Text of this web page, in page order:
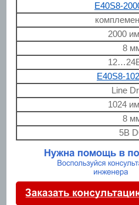
E40S8-
2000
8
E40S8-
Line
1024
8
5В